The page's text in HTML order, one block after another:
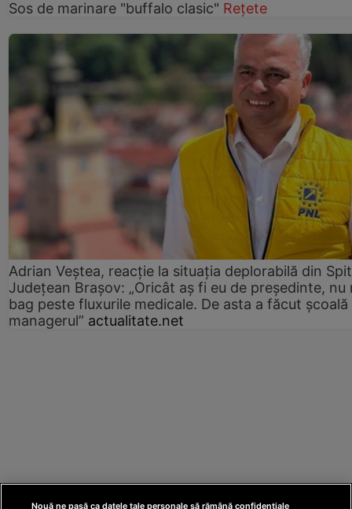
Sos de marinare "buffalo clasic" Rețete
Adrian Veștea, reacție la situația deplorabilă din
Județean Brașov: „Oricât aș fi eu de președinte, nu
bag peste fluxurile medicale. De asta a făcut școală
managerul” actualitate.net
Nouă ne pasă ca datele tale personale să rămână confidențiale